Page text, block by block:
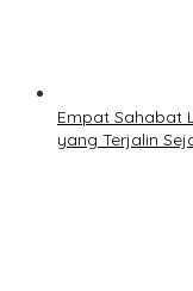
Empat Sahabat
yang Terjalin